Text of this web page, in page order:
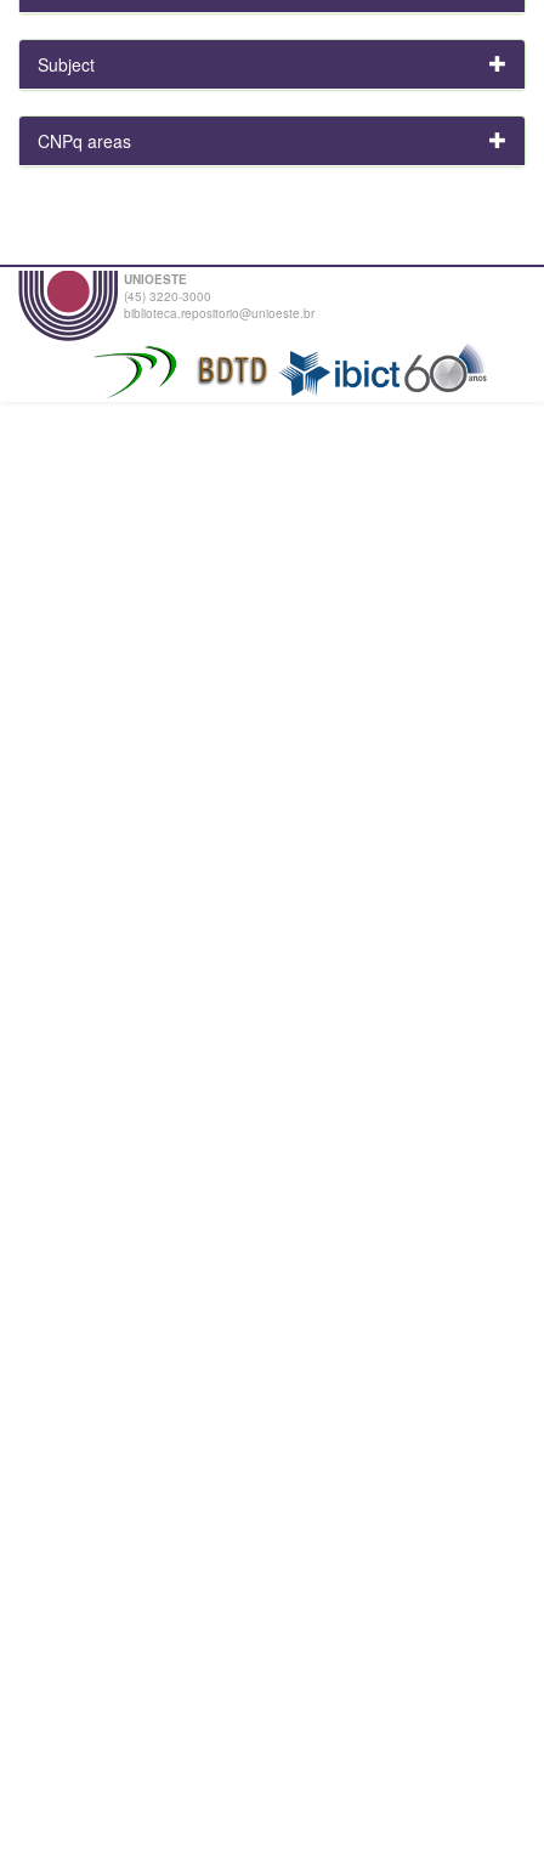
Subject
CNPq areas
UNIOESTE
(45) 3220-3000
biblioteca.repositorio@unioeste.br